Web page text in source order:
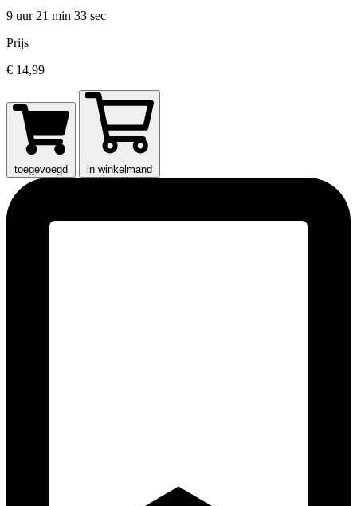
9 uur 21 min 33 sec
Prijs
€ 14,99
toegevoegd in winkelmand